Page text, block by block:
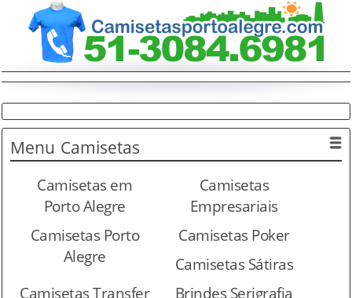
Menu Camisetas
Camisetas em
Porto Alegre
Camisetas
Empresariais
Camisetas Porto
Alegre
Camisetas Poker
Camisetas Sátiras
Camisetas Transfer
Brindes Serigrafia